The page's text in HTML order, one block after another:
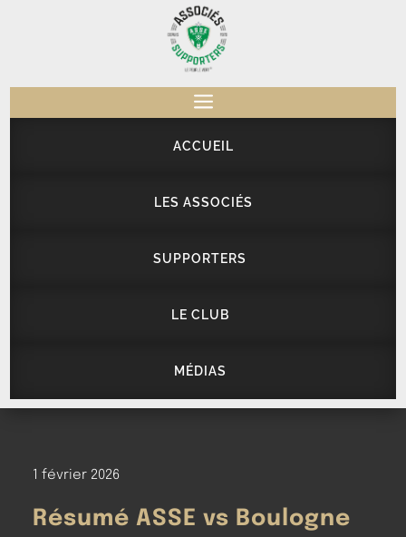
a
ACCUEIL
LES ASSOCIÉS
SUPPORTERS
LE CLUB
MÉDIAS
1 février 2026
Résumé ASSE vs Boulogne